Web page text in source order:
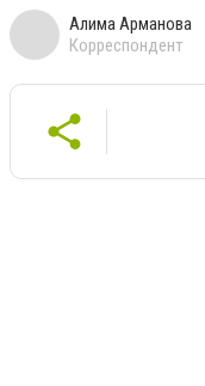
Алима Арманова
Корреспондент